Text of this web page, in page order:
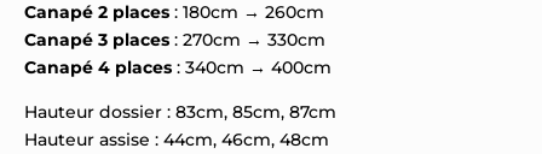
Canapé 2 places : 180cm → 260cm
Canapé 3 places : 270cm → 330cm
Canapé 4 places : 340cm → 400cm
Hauteur dossier : 83cm, 85cm, 87cm
Hauteur assise : 44cm, 46cm, 48cm